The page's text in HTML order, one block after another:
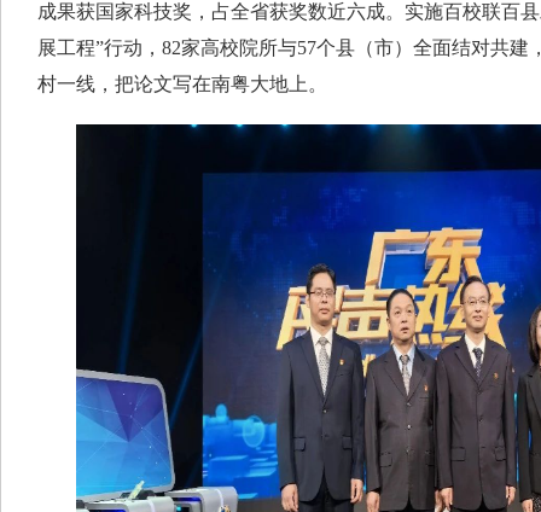
成果获国家科技奖，占全省获奖数近六成。实施百校联百
展工程”行动，82家高校院所与57个县（市）全面结对共建
村一线，把论文写在南粤大地上。